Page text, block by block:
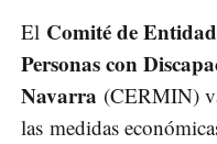
El Comité de
Personas con
Navarra (CERMIN)
las medidas